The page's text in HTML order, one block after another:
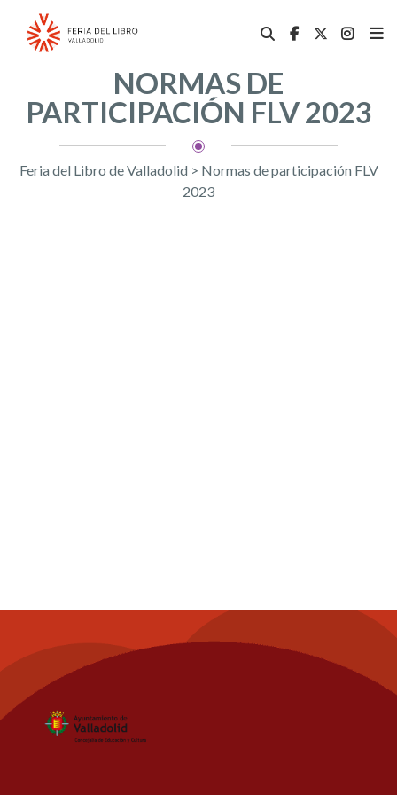
NORMAS DE
PARTICIPACIÓN FLV 2023
Feria del Libro de Valladolid > Normas de participación FLV
2023